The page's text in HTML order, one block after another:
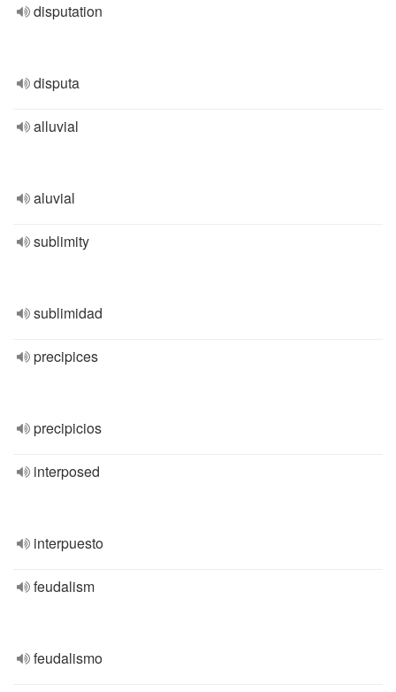
disputation
disputa
alluvial
aluvial
sublimity
sublimidad
precipices
precipicios
interposed
interpuesto
feudalism
feudalismo